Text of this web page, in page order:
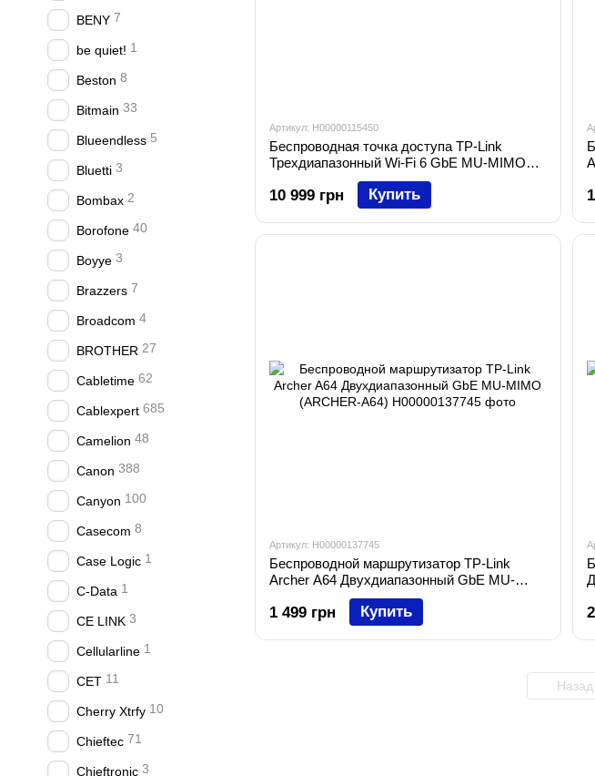
Артикул: H00000115450
Беспроводная точка доступа TP-Link
Трехдиапазонный Wi-Fi 6 GbE MU-MIMO
(DECO-X60-2-PACK)
10 999 грн Купить
Артикул: H00000137745
Беспроводной маршрутизатор TP-Link
Archer A64 Двухдиапазонный GbE MU-
MIMO (ARCHER-A64)
1 499 грн Купить
Назад
BENY 7
be quiet! 1
Beston 8
Bitmain 33
Blueendless 5
Bluetti 3
Bombax 2
Borofone 40
Boyye 3
Brazzers 7
Broadcom 4
BROTHER 27
Cabletime 62
Cablexpert 685
Camelion 48
Canon 388
Canyon 100
Casecom 8
Case Logic 1
C-Data 1
CE LINK 3
Cellularline 1
CET 11
Cherry Xtrfy 10
Chieftec 71
Chieftronic 3